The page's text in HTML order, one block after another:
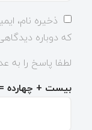
ذخیره نام،
که دوباره
لطفا پاسخ را به
بیست + چهارده =